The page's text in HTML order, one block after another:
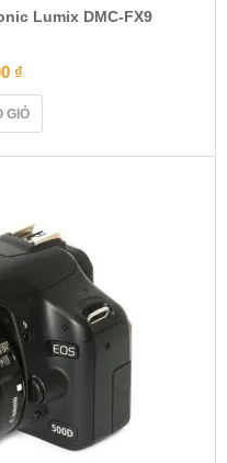
Lumix DMC-FX9
₫
GIỎ